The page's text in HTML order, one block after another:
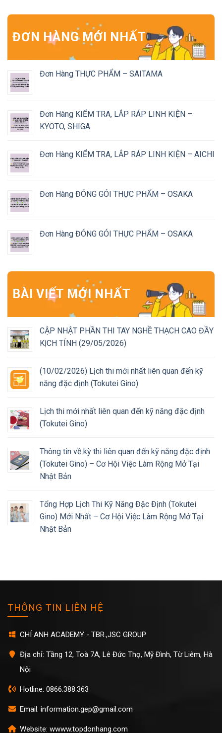
ĐƠN HÀNG MỚI NHẤT
Đơn Hàng THỰC PHẨM – SAITAMA
Đơn Hàng KIỂM TRA, LẮP RÁP LINH KIỆN –
KYOTO, SHIGA
Đơn Hàng KIỂM TRA, LẮP RÁP LINH KIỆN – AICHI
Đơn Hàng ĐÓNG GÓI THỰC PHẨM – OSAKA
Đơn Hàng ĐÓNG GÓI THỰC PHẨM – OSAKA
BÀI VIẾT MỚI NHẤT
CẬP NHẬT PHẦN THI TAY NGHỀ THẠCH CAO ĐẦY
KỊCH TÍNH (29/05/2026)
(10/02/2026) Lịch thi mới nhất liên quan đến kỹ
năng đặc định (Tokutei Gino)
Lịch thi mới nhất liên quan đến kỹ năng đặc định
(Tokutei Gino)
Thông tin về kỳ thi liên quan đến kỹ năng đặc định
(Tokutei Gino) – Cơ Hội Việc Làm Rộng Mở Tại
Nhật Bản
Tổng Hợp Lịch Thi Kỹ Năng Đặc Định (Tokutei
Gino) Mới Nhất – Cơ Hội Việc Làm Rộng Mở Tại
Nhật Bản
THÔNG TIN LIÊN HỆ
CHÍ ANH ACADEMY - TBR.,JSC GROUP
Địa chỉ: Tầng 12, Toà 7A, Lê Đức Thọ, Mỹ Đình, Từ Liêm, Hà
Nội
Hotline: 0866.388.363
Email: information.gep@gmail.com
Website: wwww.topdonhang.com